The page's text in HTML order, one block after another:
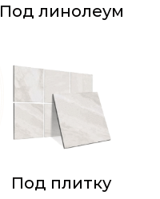
Под линолеум
Под плитку